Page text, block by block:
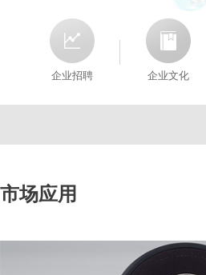
企业招聘 企业文化
市场应用